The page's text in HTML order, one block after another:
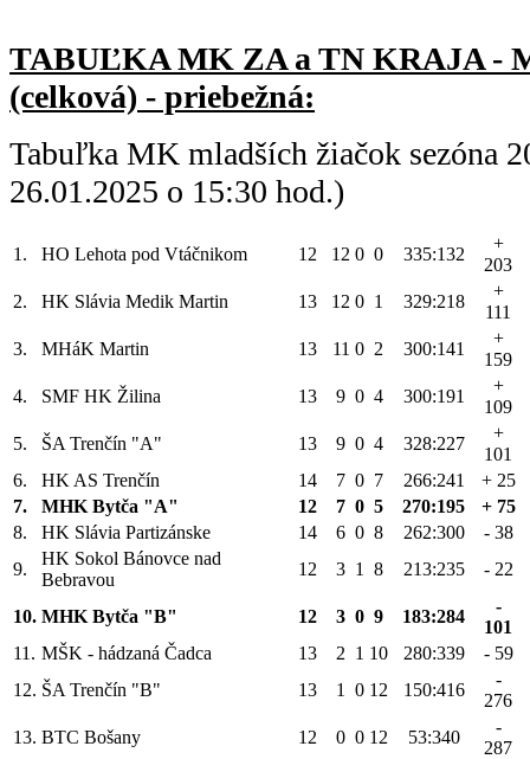
TABUĽKA MK ZA a TN KRAJA -
(celková) - priebežná:
Tabuľka MK mladších žiačok sezóna
26.01.2025 o 15:30 hod.)
1. HO Lehota pod Vtáčnikom 12 12 0 0 335:132
+
203
2.
HK Slávia Medik Martin 13 12 0 1 329:218
+
111
3.
MHáK Martin 13 11 0 2 300:141
+
159
4.
SMF HK Žilina 13 9 0 4 300:191
+
109
5.
ŠA Trenčín "A" 13 9 0 4 328:227
+
101
6.
HK AS Trenčín 14 7 0 7 266:241
+ 25
7.
MHK Bytča "A" 12 7 0 5 270:195
+ 75
8.
HK Slávia Partizánske 14 6 0 8 262:300
- 38
9.
HK Sokol Bánovce nad
Bebravou
12 3 1 8 213:235 - 22
10. MHK Bytča "B" 12 3 0 9 183:284
-
101
11. MŠK - hádzaná Čadca 13 2 1 10 280:339
- 59
12. ŠA Trenčín "B" 13 1 0 12 150:416
-
276
13. BTC Bošany 12 0 0 12 53:340
-
287